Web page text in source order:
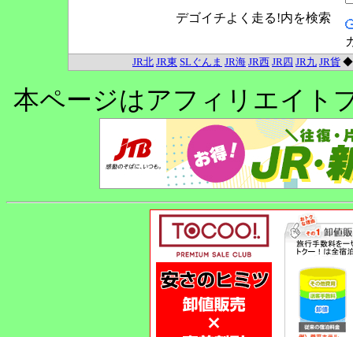
デゴイチよく走る!内を検索
JR北 JR東 SLぐんま JR海 JR西 JR四 JR九 JR貨
本ページはアフィリエイト